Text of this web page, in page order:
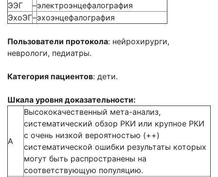
ЭЭГ
–электроэнцефалография
ЭхоЭГ–эхоэнцефалография
Пользователи протокола: нейрохирурги,
неврологи, педиатры.
Категория пациентов: дети.
Шкала уровня доказательности:
А
Высококачественный мета-анализ,
систематический обзор РКИ или крупное РКИ
с очень низкой вероятностью (++)
систематической ошибки результаты которых
могут быть распространены на
соответствующую популяцию.